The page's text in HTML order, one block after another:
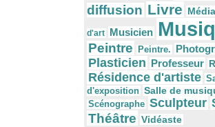
diffusion Livre
d'art Musicien
Peintre Peintre.
Plasticien Professeur
Résidence d'artiste
d'exposition Salle de
Scénographe Sculpteur
Théâtre Vidéaste